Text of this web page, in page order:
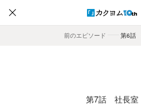
前のエピソード
―― 第6話
第7話 社長室